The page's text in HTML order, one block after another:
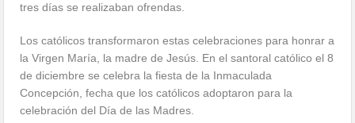
tres días se realizaban ofrendas.
Los católicos transformaron estas celebraciones para honrar a
la Virgen María, la madre de Jesús. En el santoral católico el 8
de diciembre se celebra la fiesta de la Inmaculada
Concepción, fecha que los católicos adoptaron para la
celebración del Día de las Madres.